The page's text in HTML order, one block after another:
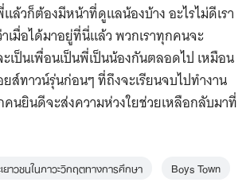
ล้วก็ต้องมีหน้าที่ดูแลน้องบ้าง อะไรไม่ดีเรา
เมื่อได้มาอยู่ที่นี่แล้ว พวกเราทุกคนจะ
เป็นเพื่อนเป็นพี่เป็นน้องกันตลอดไป เหมือน
ส์ทาวน์รุ่นก่อนๆ ที่ถึงจะเรียนจบไปทำงาน
นยินดีจะส่งความห่วงใยช่วยเหลือกลับมาที่
ยาวชนในภาวะวิกฤตทางการศึกษา
Boys Town